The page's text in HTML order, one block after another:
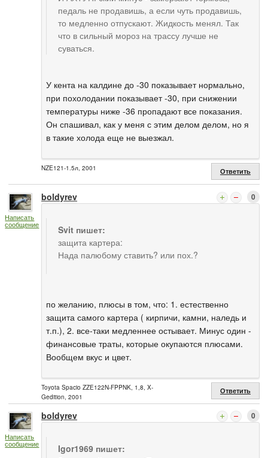
педаль не продавишь, а если чуть продавишь,
то медленно отпускают. Жидкость менял. Так
что в сильный мороз на трассу лучше не
суваться.
У кента на калдине до -30 показывает нормально,
при похолодании показывает -30, при снижении
температуры ниже -36 пропадают все показания.
Он спашивал, как у меня с этим делом делом, но я
в такие холода еще не выезжал.
NZE121-1.5л, 2001 Ответить
Написать
сообщение
boldyrev 0
Svit пишет:
защита картера:
Нада палюбому ставить? или пох.?
по желанию, плюсы в том, что: 1. естественно
защита самого картера ( кирпичи, камни, наледь и
т.п.), 2. все-таки медленнее остывает. Минус один -
финансовые траты, которые окупаются плюсами.
Вообщем вкус и цвет.
Toyota Spacio ZZE122N-FPPNK, 1,8, X-
Gedition, 2001
Ответить
Написать
сообщение
boldyrev 0
Igor1969 пишет: